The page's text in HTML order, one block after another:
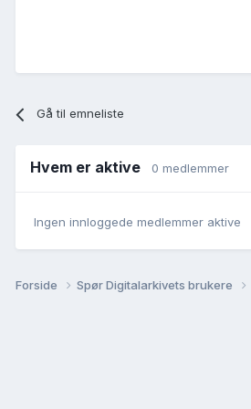
Gå til emneliste
Hvem er aktive 0 medlemmer
Ingen innloggede medlemmer aktive
Forside Spør Digitalarkivets brukere